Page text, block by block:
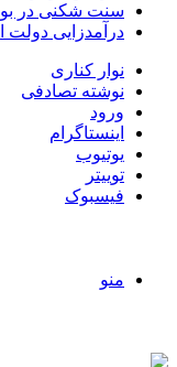
سنت شکنی در
درآمدزایی دولت
نوار کناری
نوشته تصادفی
ورود
اینستاگرام
یوتیوب
توییتر
فیسبوک
منو